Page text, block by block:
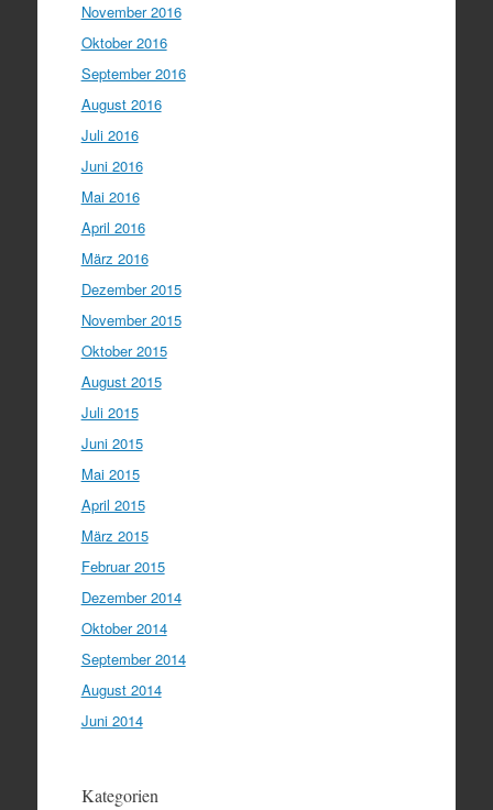
November 2016
Oktober 2016
September 2016
August 2016
Juli 2016
Juni 2016
Mai 2016
April 2016
März 2016
Dezember 2015
November 2015
Oktober 2015
August 2015
Juli 2015
Juni 2015
Mai 2015
April 2015
März 2015
Februar 2015
Dezember 2014
Oktober 2014
September 2014
August 2014
Juni 2014
Kategorien